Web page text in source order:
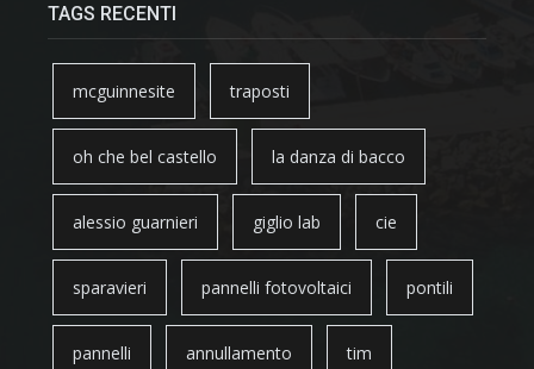
TAGS RECENTI
mcguinnesite traposti
oh che bel castello la danza di bacco
alessio guarnieri giglio lab cie
sparavieri pannelli fotovoltaici pontili
pannelli annullamento tim